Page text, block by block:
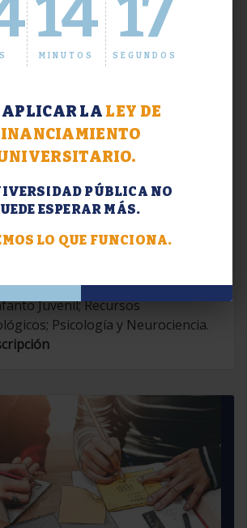
14
MINUTOS
18
SEGUNDOS
APLICAR LA LEY DE
PÚBLICA NO
ESPERAR MÁS.
LO QUE FUNCIONA.
Diplomaturas 2026.
Problemáticas en el
Juvenil; Recursos
Psicología y Neurociencia.